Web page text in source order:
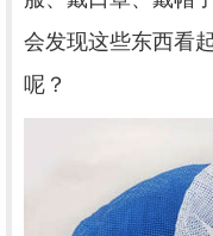
会发现这些东西看
呢？